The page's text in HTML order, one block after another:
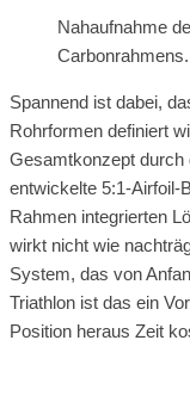
Nahaufnahme
Spannend ist dabei,
Rohrformen definiert
Gesamtkonzept durch
entwickelte 5:1-Airfoil-
Rahmen integrierten
wirkt nicht wie
System, das von
Triathlon ist das ein
Position heraus Zeit